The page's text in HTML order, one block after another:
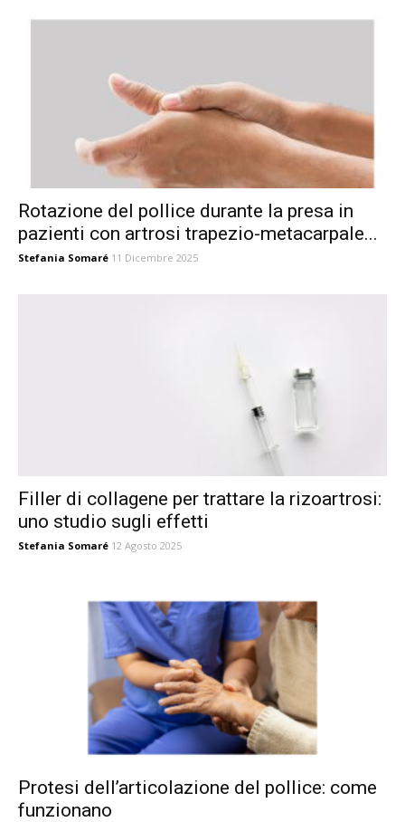
Rotazione del pollice durante la presa in
pazienti con artrosi trapezio-metacarpale...
Stefania Somaré 11 Dicembre 2025
Filler di collagene per trattare la rizoartrosi:
uno studio sugli effetti
Stefania Somaré 12 Agosto 2025
Protesi dell’articolazione del pollice: come
funzionano